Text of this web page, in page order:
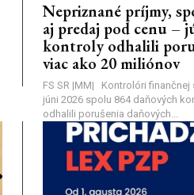
Nepriznané príjmy,
aj predaj pod cenu –
kontroly odhalili
viac ako 20 miliónov
FS SR |MM| Kontrolóri finančnej
júni 2026 spolu 864 daňových
odhalili porušenia daňových...